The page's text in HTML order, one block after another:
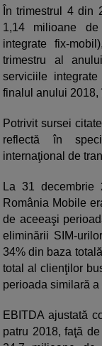
În trimestrul 4 din
1,14 milioane de
integrate fix-
trimestru al
serviciile
finalul anului 2018,
Potrivit sursei
reflectă în
internaţional de
La 31 decembrie
România Mobile
de aceeaşi
eliminării SIM-
34% din baza
total al clienţilor
perioada similară a
EBITDA ajustată
patru 2018, faţă